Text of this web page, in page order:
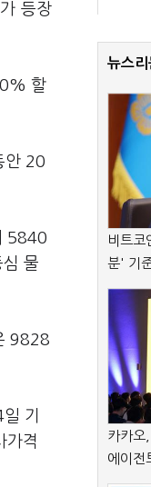
등장
할
안 20
5840
물
9828
기
가격
뉴스리
비트코
분' 기
카카오
에이전